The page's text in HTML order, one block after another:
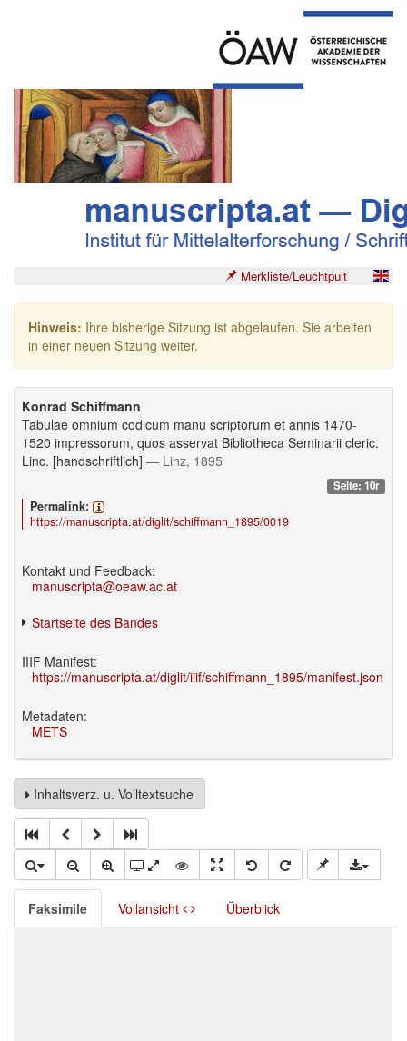
Merkliste/Leuchtpult
Hinweis: Ihre bisherige Sitzung ist abgelaufen. Sie arbeiten
in einer neuen Sitzung weiter.
Konrad Schiffmann
Tabulae omnium codicum manu scriptorum et annis 1470-
1520 impressorum, quos asservat Bibliotheca Seminarii cleric.
Linc. [handschriftlich] — Linz, 1895
Seite: 10r
Permalink:
https://manuscripta.at/diglit/schiffmann_1895/0019
Kontakt und Feedback:
manuscripta@oeaw.ac.at
Startseite des Bandes
IIIF Manifest:
https://manuscripta.at/diglit/iiif/schiffmann_1895/manifest.json
Metadaten:
METS
Inhaltsverz. u. Volltextsuche
Faksimile Vollansicht Überblick